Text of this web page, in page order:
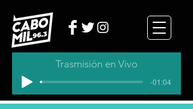
Trasmisión en Vivo
-01:04